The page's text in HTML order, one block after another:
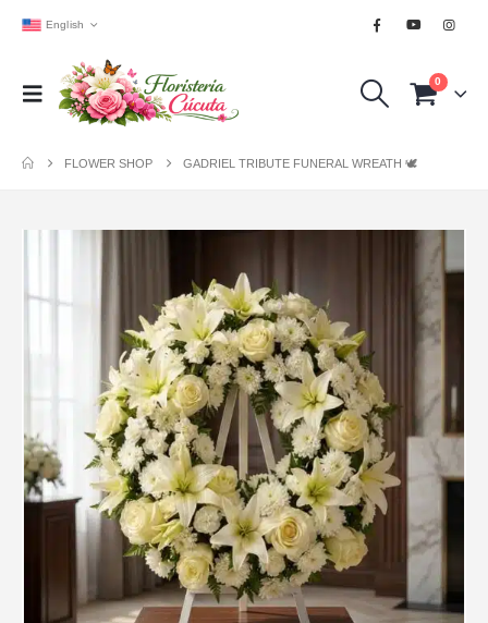
English
0
FLOWER SHOP GADRIEL TRIBUTE FUNERAL WREATH 🕊️